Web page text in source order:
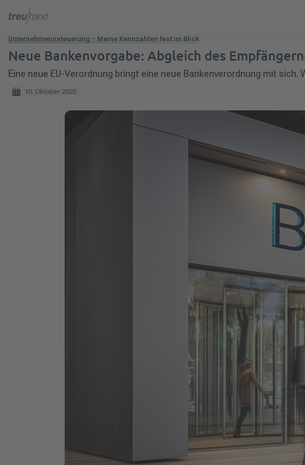
Unternehmenssteuerung – Meine Kennzahlen fest im Blick
Neue Bankenvorgabe: Abgleich des
Eine neue EU-Verordnung bringt eine neue Bankenverordnung mit
10. Oktober 2025